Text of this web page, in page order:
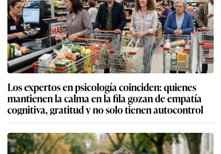
Los expertos en psicología coinciden: quienes
mantienen la calma en la fila gozan de empatía
cognitiva, gratitud y no solo tienen autocontrol